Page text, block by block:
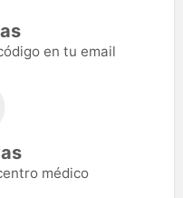
en tu email
médico